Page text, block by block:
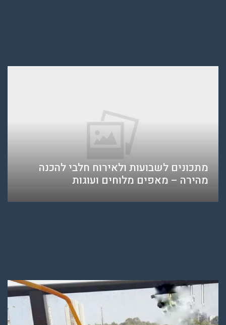
מתכונים לשבועות ולאירוח חלבי להכנה
מהירה – מאפים מלוחים ועוגות